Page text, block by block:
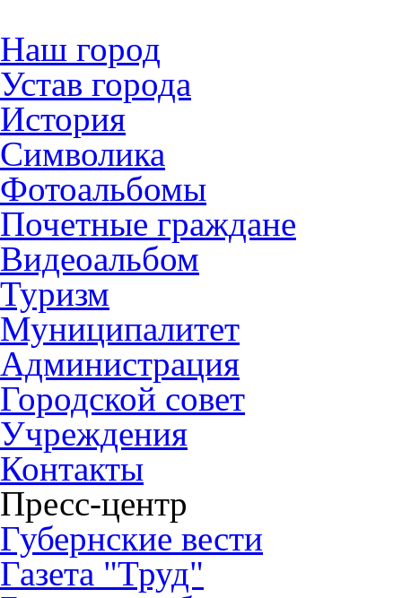
Наш город
Устав города
История
Символика
Фотоальбомы
Почетные граждане
Видеоальбом
Туризм
Муниципалитет
Администрация
Городской совет
Учреждения
Контакты
Пресс-центр
Губернские вести
Газета "Труд"